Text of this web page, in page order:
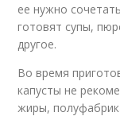
ее нужно
готовят супы,
другое.
Во время
капусты не
жиры,